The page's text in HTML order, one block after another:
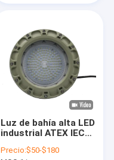
Luz de bahía alta LED
industrial ATEX IECEx
lámpara a prueba de
Precio:$50-$180